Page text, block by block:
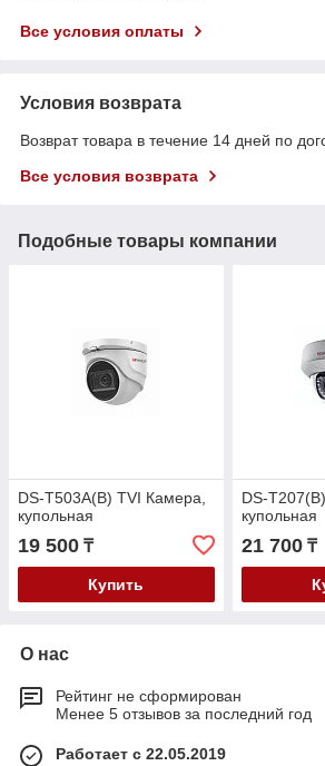
Все условия оплаты
Условия возврата
Возврат товара в течение 14 дней по
Все условия возврата
Подобные товары компании
DS-T503A(B) TVI Камера,
купольная
19 500 ₸
Купить
DS-
купольная
21 700₸
О нас
Рейтинг не сформирован
Менее 5 отзывов за последний год
Работает с 22.05.2019